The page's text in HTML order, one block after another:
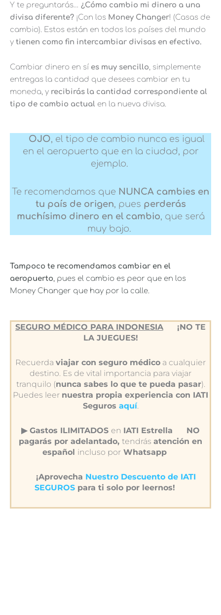
Y te preguntarás… ¿Cómo cambio mi dinero a una
divisa diferente? ¡Con los Money Changer! (Casas de
cambio). Estos están en todos los países del mundo
y tienen como fin intercambiar divisas en efectivo.
Cambiar dinero en sí es muy sencillo, simplemente
entregas la cantidad que desees cambiar en tu
moneda, y recibirás la cantidad correspondiente al
tipo de cambio actual en la nueva divisa.
OJO, el tipo de cambio nunca es igual
en el aeropuerto que en la ciudad, por
ejemplo.
Te recomendamos que NUNCA cambies en
tu país de origen, pues perderás
muchísimo dinero en el cambio, que será
muy bajo.
Tampoco te recomendamos cambiar en el
aeropuerto, pues el cambio es peor que en los
Money Changer que hay por la calle.
SEGURO MÉDICO PARA INDONESIA
¡NO TE
LA JUEGUES!
Recuerda viajar con seguro médico a cualquier
destino. Es de vital importancia para viajar
tranquilo (nunca sabes lo que te pueda pasar).
Puedes leer nuestra propia experiencia con IATI
Seguros aquí.
▶︎ Gastos ILIMITADOS en IATI Estrella
NO
pagarás por adelantado, tendrás atención en
español incluso por Whatsapp
¡Aprovecha Nuestro Descuento de IATI
SEGUROSpara ti solo por leernos!